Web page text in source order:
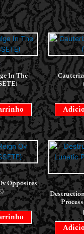
In The
Opposites